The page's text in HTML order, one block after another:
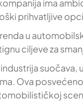
ima
prihvatljive
u
ciljeve za
Ova